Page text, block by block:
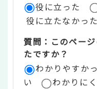
価
リ
ア
役に立った
役に立たなかった
質問：このペー
たですか？
わかりやすか
い
わかりに